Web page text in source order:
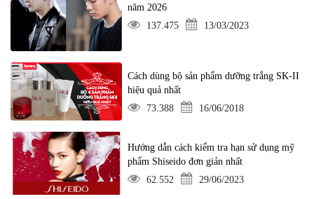
năm 2026
137.475
13/03/2023
Cách dùng bộ sản phẩm dưỡng trắng SK-II
hiệu quả nhất
73.388
16/06/2018
Hướng dẫn cách kiểm tra hạn sử dụng mỹ
phẩm Shiseido đơn giản nhất
62.552
29/06/2023